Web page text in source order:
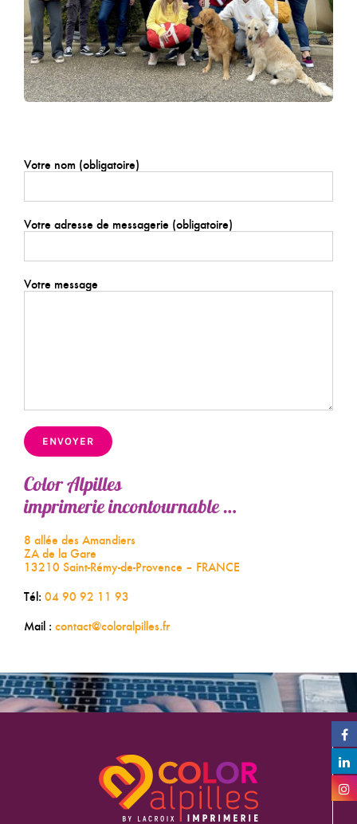
Votre nom (obligatoire)
Votre adresse de messagerie (obligatoire)
Votre message
Color Alpilles
imprimerie incontournable …
8 allée des Amandiers
ZA de la Gare
13210 Saint-Rémy-de-Provence – FRANCE
Tél: 04 90 92 11 93
Mail : contact@coloralpilles.fr